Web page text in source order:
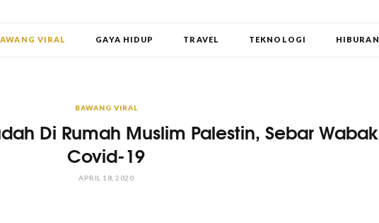
VIRAL GAYA HIDUP TRAVEL TEKNOLOGI HIBURAN
BAWANG VIRAL
Di Rumah Muslim Palestin, Sebar Wabak
Covid-19
APRIL 18, 2020